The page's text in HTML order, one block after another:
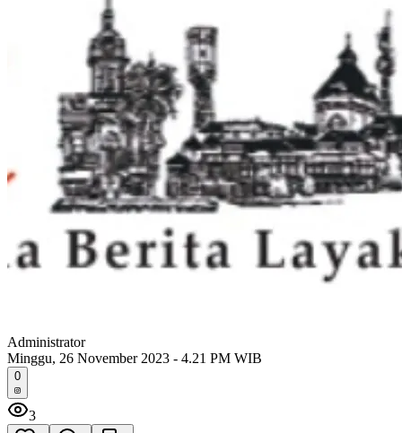
Administrator
Minggu, 26 November 2023 - 4.21 PM WIB
0
3